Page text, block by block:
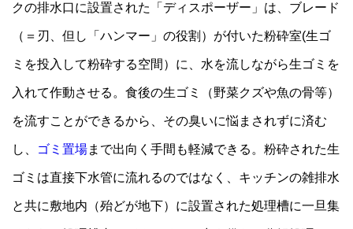
クの排水口に設置された「ディスポーザー」は、ブレード
（＝刃、但し「ハンマー」の役割）が付いた粉砕室(生ゴ
ミを投入して粉砕する空間）に、水を流しながら生ゴミを
入れて作動させる。食後の生ゴミ（野菜クズや魚の骨等）
を流すことができるから、その臭いに悩まされずに済む
し、 ゴミ置場まで出向く手間も軽減できる。粉砕された生
ゴミは直接下水管に流れるのではなく、キッチンの雑排水
と共に敷地内（殆どが地下）に設置された処理槽に一旦集